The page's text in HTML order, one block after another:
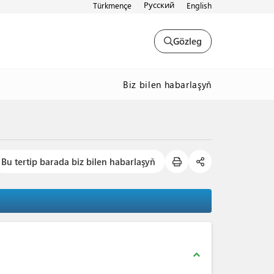
Türkmençe Русский English
Gözleg
Biz bilen habarlaşyň
Bu tertip barada biz bilen habarlaşyň
expand_less